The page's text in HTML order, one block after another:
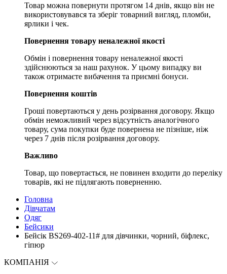
Товар можна повернути протягом 14 днів, якщо він не
використовувався та зберіг товарний вигляд, пломби,
ярлики і чек.
Повернення товару неналежної якості
Обмін і повернення товару неналежної якості
здійснюються за наш рахунок. У цьому випадку ви
також отримаєте вибачення та приємні бонуси.
Повернення коштів
Гроші повертаються у день розірвання договору. Якщо
обмін неможливий через відсутність аналогічного
товару, сума покупки буде повернена не пізніше, ніж
через 7 днів після розірвання договору.
Важливо
Товар, що повертається, не повинен входити до переліку
товарів, які не підлягають поверненню.
Головна
Дівчатам
Одяг
Бейсики
Бейсік BS269-402-11# для дівчинки, чорний, біфлекс,
гіпюр
КОМПАНІЯ